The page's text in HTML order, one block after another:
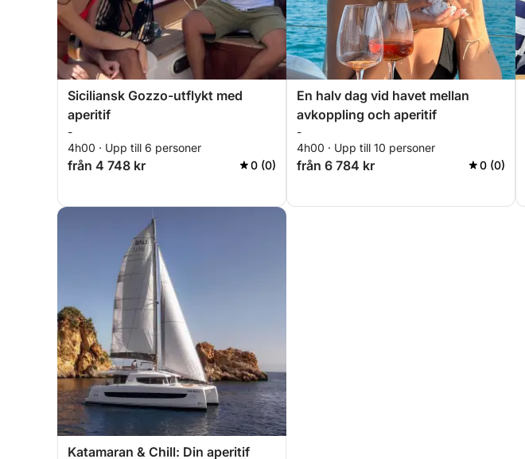
Siciliansk Gozzo-utflykt med
aperitif
-
4h00 · Upp till 6 personer
från 4 748 kr 0 (0)
En halv dag vid havet mellan
avkoppling och aperitif
-
4h00 · Upp till 10 personer
från 6 784 kr 0 (0)
Katamaran & Chill: Din aperitif